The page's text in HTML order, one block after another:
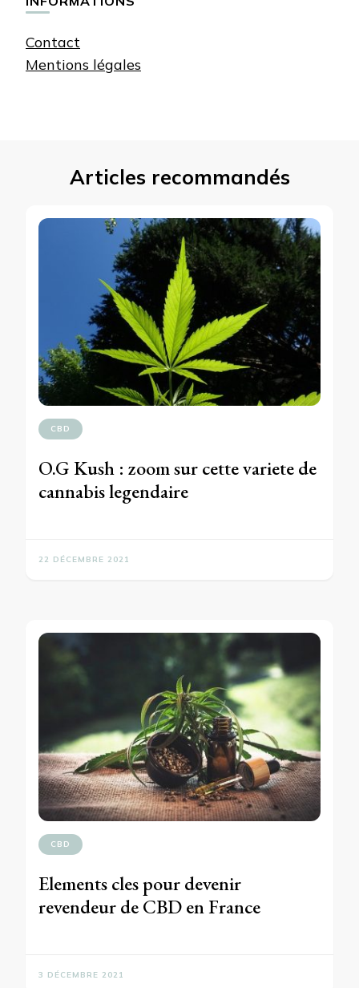
Contact
Mentions légales
Articles recommandés
CBD
O.G Kush : zoom sur cette variete de
cannabis legendaire
22 DÉCEMBRE 2021
CBD
Elements cles pour devenir
revendeur de CBD en France
3 DÉCEMBRE 2021